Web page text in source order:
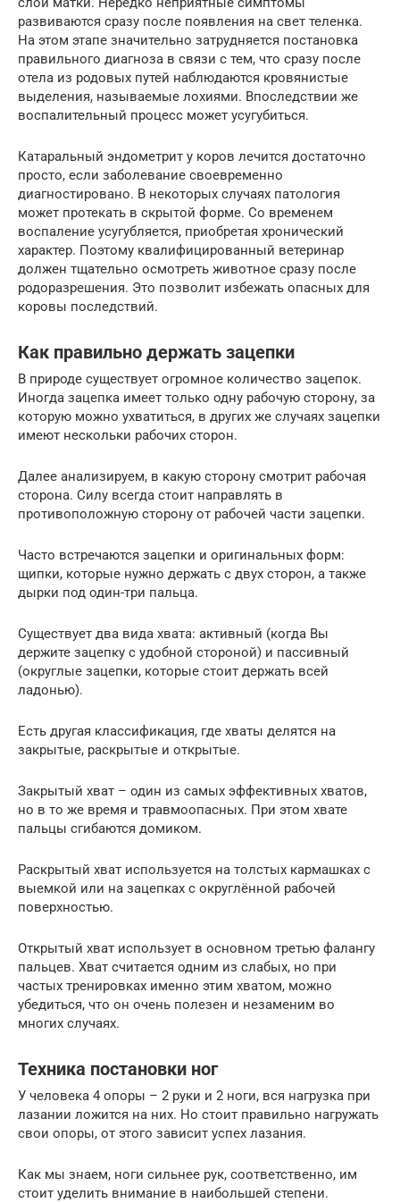
развиваются сразу после появления на свет теленка.
На этом этапе значительно затрудняется постановка
правильного диагноза в связи с тем, что сразу после
отела из родовых путей наблюдаются кровянистые
выделения, называемые лохиями. Впоследствии же
воспалительный процесс может усугубиться.
Катаральный эндометрит у коров лечится достаточно
просто, если заболевание своевременно
диагностировано. В некоторых случаях патология
может протекать в скрытой форме. Со временем
воспаление усугубляется, приобретая хронический
характер. Поэтому квалифицированный ветеринар
должен тщательно осмотреть животное сразу после
родоразрешения. Это позволит избежать опасных для
коровы последствий.
Как правильно держать зацепки
В природе существует огромное количество зацепок.
Иногда зацепка имеет только одну рабочую сторону, за
которую можно ухватиться, в других же случаях зацепки
имеют нескольки рабочих сторон.
Далее анализируем, в какую сторону смотрит рабочая
сторона. Силу всегда стоит направлять в
противоположную сторону от рабочей части зацепки.
Часто встречаются зацепки и оригинальных форм:
щипки, которые нужно держать с двух сторон, а также
дырки под один-три пальца.
Существует два вида хвата: активный (когда Вы
держите зацепку с удобной стороной) и пассивный
(округлые зацепки, которые стоит держать всей
ладонью).
Есть другая классификация, где хваты делятся на
закрытые, раскрытые и открытые.
Закрытый хват – один из самых эффективных хватов,
но в то же время и травмоопасных. При этом хвате
пальцы сгибаются домиком.
Раскрытый хват используется на толстых кармашках с
выемкой или на зацепках с округлённой рабочей
поверхностью.
Открытый хват использует в основном третью фалангу
пальцев. Хват считается одним из слабых, но при
частых тренировках именно этим хватом, можно
убедиться, что он очень полезен и незаменим во
многих случаях.
Техника постановки ног
У человека 4 опоры – 2 руки и 2 ноги, вся нагрузка при
лазании ложится на них. Но стоит правильно нагружать
свои опоры, от этого зависит успех лазания.
Как мы знаем, ноги сильнее рук, соответственно, им
стоит уделить внимание в наибольшей степени.